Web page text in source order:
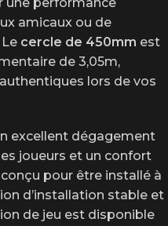
une performance
amicaux ou de
cercle de 450mm est
de 3,05m,
lors de vos
excellent dégagement
joueurs et un confort
pour être installé à
d’installation stable et
de jeu est disponible